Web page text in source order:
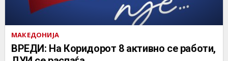
МАКЕДОНИЈА
ВРЕДИ: На Коридорот 8 активно се работи,